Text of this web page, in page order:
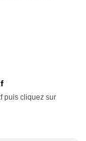
puis cliquez sur